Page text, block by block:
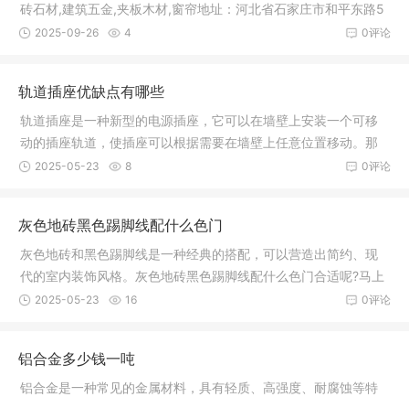
砖石材,建筑五金,夹板木材,窗帘地址：河北省石家庄市和平东路5
60
0评论
2025-09-26 4
轨道插座优缺点有哪些
轨道插座是一种新型的电源插座，它可以在墙壁上安装一个可移
动的插座轨道，使插座可以根据需要在墙壁上任意位置移动。那
么轨道插
0评论
2025-05-23 8
灰色地砖黑色踢脚线配什么色门
灰色地砖和黑色踢脚线是一种经典的搭配，可以营造出简约、现
代的室内装饰风格。灰色地砖黑色踢脚线配什么色门合适呢?马上
来看看
0评论
2025-05-23 16
铝合金多少钱一吨
铝合金是一种常见的金属材料，具有轻质、高强度、耐腐蚀等特